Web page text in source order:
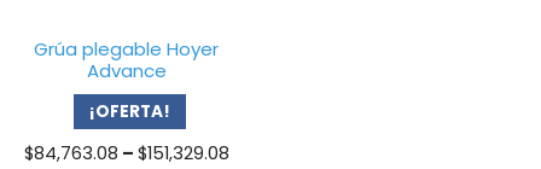
Grúa plegable Hoyer
Advance
¡OFERTA!
$84,763.08 – $151,329.08Price